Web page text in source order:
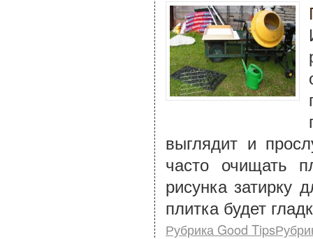
выглядит и
часто очищать
рисунка затирку
плитка будет
Рубрика Good